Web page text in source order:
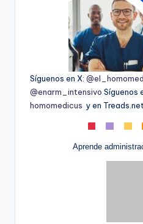
Síguenos en X:
@enarm_intensivo Síguenos
homomedicus y en
Aprende